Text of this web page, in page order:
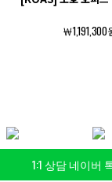
￦1,191,300
1:1 상담 네이버